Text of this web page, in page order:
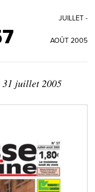
JUILLET -
AOÛT 2005
31 juillet 2005